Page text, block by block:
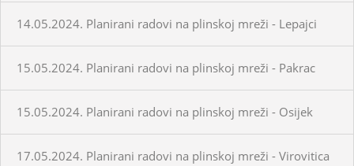
14.05.2024. Planirani radovi na plinskoj mreži - Lepajci
15.05.2024. Planirani radovi na plinskoj mreži - Pakrac
15.05.2024. Planirani radovi na plinskoj mreži - Osijek
17.05.2024. Planirani radovi na plinskoj mreži - Virovitica